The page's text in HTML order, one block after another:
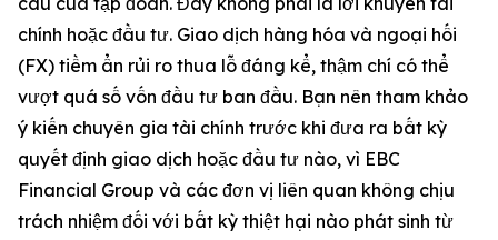
chính hoặc đầu tư. Giao dịch hàng hóa và ngoại hối
(FX) tiềm ẩn rủi ro thua lỗ đáng kể, thậm chí có thể
vượt quá số vốn đầu tư ban đầu. Bạn nên tham khảo
ý kiến chuyên gia tài chính trước khi đưa ra bất kỳ
quyết định giao dịch hoặc đầu tư nào, vì EBC
Financial Group và các đơn vị liên quan không chịu
trách nhiệm đối với bất kỳ thiệt hại nào phát sinh từ